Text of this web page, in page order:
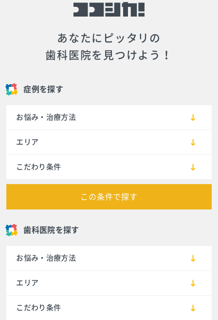
あなたにピッタリの
歯科医院を見つけよう！
症例を探す
お悩み・治療方法
エリア
こだわり条件
この条件で探す
歯科医院を探す
お悩み・治療方法
エリア
こだわり条件